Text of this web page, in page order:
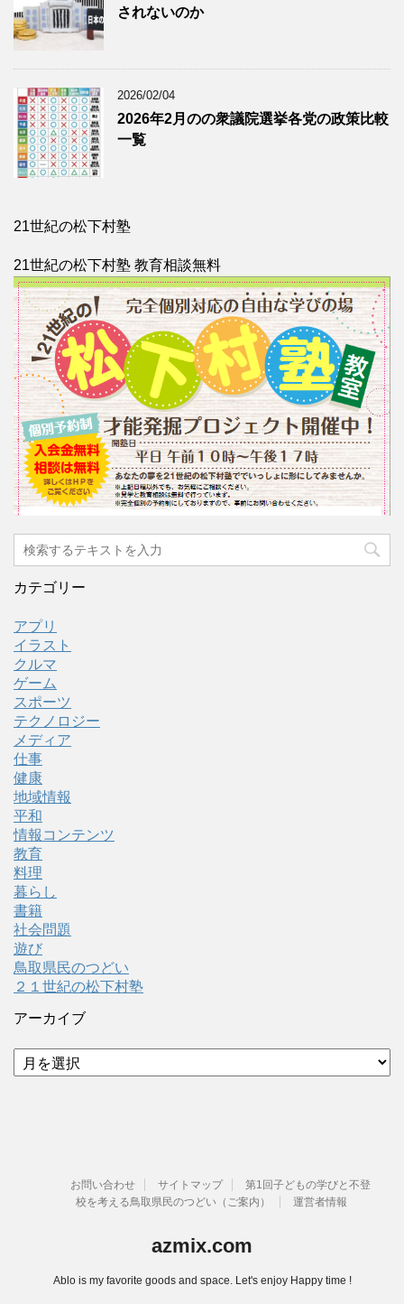
されないのか
2026/02/04
2026年2月のの衆議院選挙各党の政策比較
一覧
21世紀の松下村塾
21世紀の松下村塾 教育相談無料
カテゴリー
アプリ
イラスト
クルマ
ゲーム
スポーツ
テクノロジー
メディア
仕事
健康
地域情報
平和
情報コンテンツ
教育
料理
暮らし
書籍
社会問題
遊び
鳥取県民のつどい
２１世紀の松下村塾
アーカイブ
ア
ー
お問い合わせ サイトマップ
第1回子どもの学びと不登
校を考える鳥取県民のつどい（ご案内）
運営者情報
azmix.com
Ablo is my favorite goods and space. Let's enjoy Happy time !